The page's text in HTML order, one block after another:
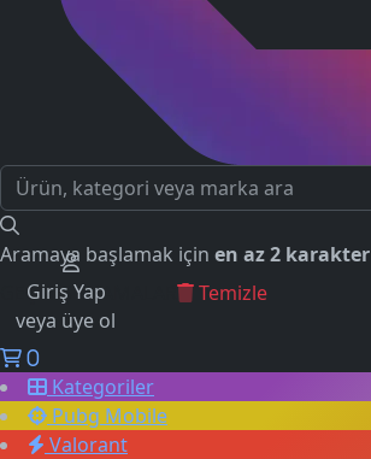
Aramaya başlamak için en az 2 karakter
GEÇMİŞ ARAMALAR
Temizle
Giriş Yap
veya üye ol
0
Kategoriler
Pubg Mobile
Valorant